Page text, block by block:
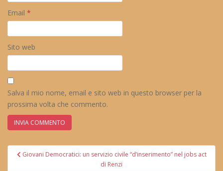
Email *
Sito web
Salva il mio nome, email e sito web in questo browser per la
prossima volta che commento.
Navigazione
Giovani Democratici: un servizio civile “d’inserimento” nel jobs act
di Renzi